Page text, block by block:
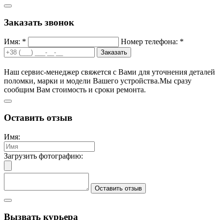
Заказать звонок
Имя: * Номер телефона: *
Заказать
Наш сервис-менеджер свяжется с Вами для уточнения деталей
поломки, марки и модели Вашего устройства.Мы сразу
сообщим Вам стоимость и сроки ремонта.
Оставить отзыв
Имя:
Загрузить фотографию:
Оставить отзыв
Вызвать курьера